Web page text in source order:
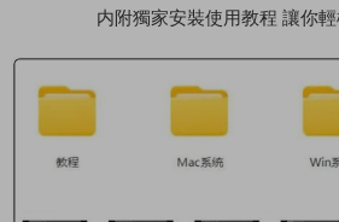
内附獨家安裝使用教程 讓你